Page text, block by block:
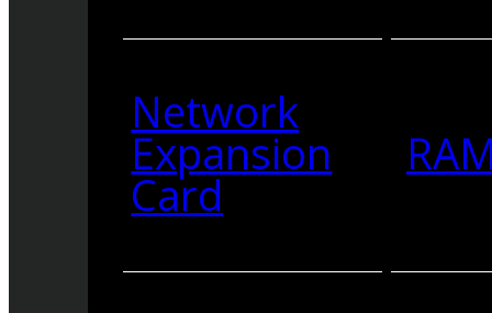
Network
Expansion
Card